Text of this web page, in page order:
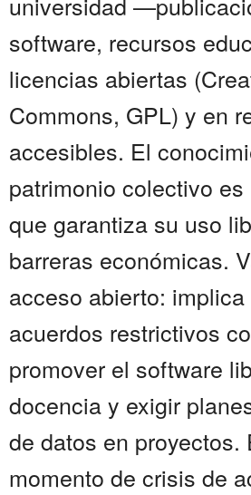
software, recursos
licencias abiertas
Commons, GPL) y en
accesibles. El
patrimonio colectivo
que garantiza su uso
barreras económicas.
acceso abierto:
acuerdos restrictivos
promover el software
docencia y exigir
de datos en proyectos.
momento de crisis de